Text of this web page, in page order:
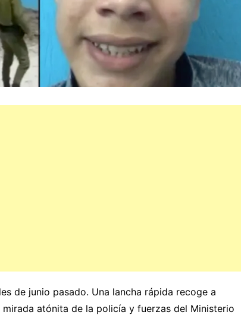
de junio pasado. Una lancha rápida recoge a
atónita de la policía y fuerzas del Ministerio